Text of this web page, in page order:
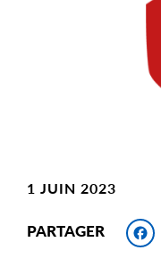
1 JUIN 2023
PARTAGER